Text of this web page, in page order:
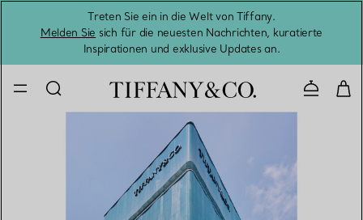
Treten Sie ein in die Welt von Tiffany.
Melden Sie sich für die neuesten Nachrichten, kuratierte
Inspirationen und exklusive Updates an.